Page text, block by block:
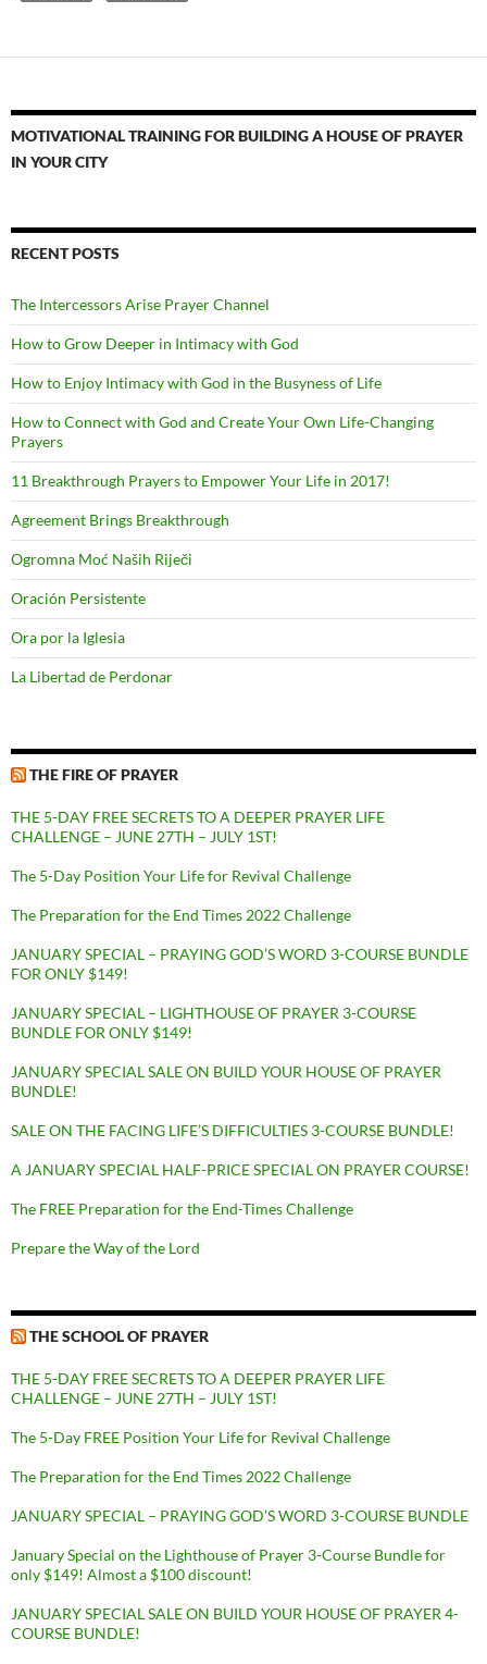
MOTIVATIONAL TRAINING FOR BUILDING A HOUSE OF PRAYER
IN YOUR CITY
RECENT POSTS
The Intercessors Arise Prayer Channel
How to Grow Deeper in Intimacy with God
How to Enjoy Intimacy with God in the Busyness of Life
How to Connect with God and Create Your Own Life-Changing
Prayers
11 Breakthrough Prayers to Empower Your Life in 2017!
Agreement Brings Breakthrough
Ogromna Moć Naših Riječi
Oración Persistente
Ora por la Iglesia
La Libertad de Perdonar
THE FIRE OF PRAYER
THE 5-DAY FREE SECRETS TO A DEEPER PRAYER LIFE
CHALLENGE – JUNE 27TH – JULY 1ST!
The 5-Day Position Your Life for Revival Challenge
The Preparation for the End Times 2022 Challenge
JANUARY SPECIAL – PRAYING GOD’S WORD 3-COURSE BUNDLE
FOR ONLY $149!
JANUARY SPECIAL – LIGHTHOUSE OF PRAYER 3-COURSE
BUNDLE FOR ONLY $149!
JANUARY SPECIAL SALE ON BUILD YOUR HOUSE OF PRAYER
BUNDLE!
SALE ON THE FACING LIFE’S DIFFICULTIES 3-COURSE BUNDLE!
A JANUARY SPECIAL HALF-PRICE SPECIAL ON PRAYER COURSE!
The FREE Preparation for the End-Times Challenge
Prepare the Way of the Lord
THE SCHOOL OF PRAYER
THE 5-DAY FREE SECRETS TO A DEEPER PRAYER LIFE
CHALLENGE – JUNE 27TH – JULY 1ST!
The 5-Day FREE Position Your Life for Revival Challenge
The Preparation for the End Times 2022 Challenge
JANUARY SPECIAL – PRAYING GOD’S WORD 3-COURSE BUNDLE
January Special on the Lighthouse of Prayer 3-Course Bundle for
only $149! Almost a $100 discount!
JANUARY SPECIAL SALE ON BUILD YOUR HOUSE OF PRAYER 4-
COURSE BUNDLE!